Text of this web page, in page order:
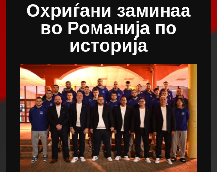
Охриѓани заминаа
во Романија по
историја